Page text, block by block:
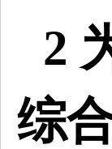
2
综